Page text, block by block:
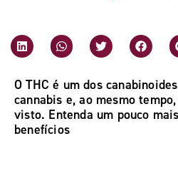
O THC é um dos
cannabis e, ao mesmo
visto. Entenda um pouco
benefícios